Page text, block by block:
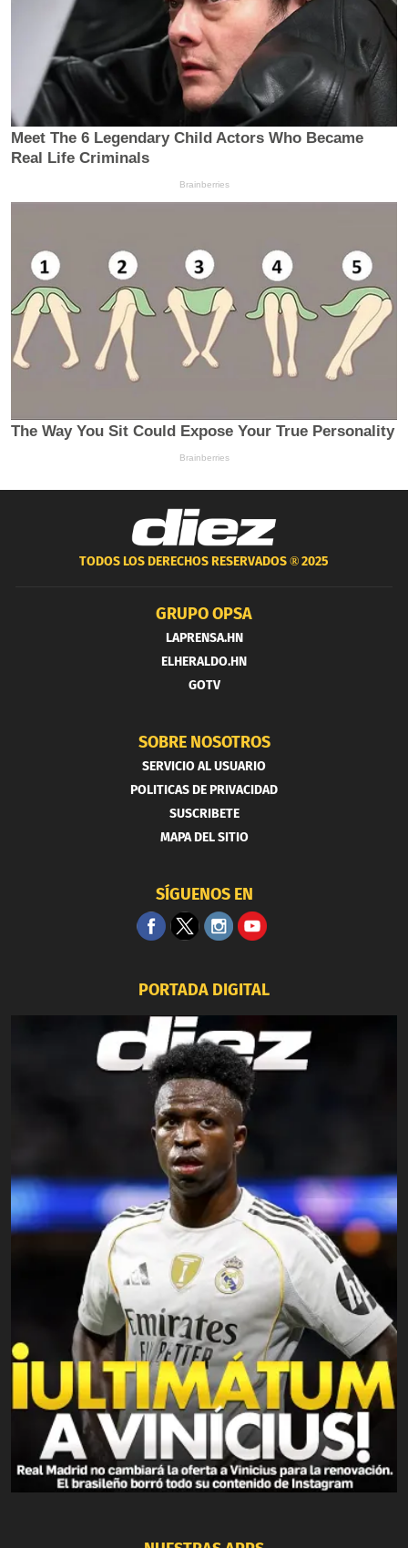
TODOS LOS DERECHOS RESERVADOS ®2025
GRUPO OPSA
LAPRENSA.HN
ELHERALDO.HN
GOTV
SOBRE NOSOTROS
SERVICIO AL USUARIO
POLITICAS DE PRIVACIDAD
SUSCRIBETE
MAPA DEL SITIO
SÍGUENOS EN
PORTADA DIGITAL